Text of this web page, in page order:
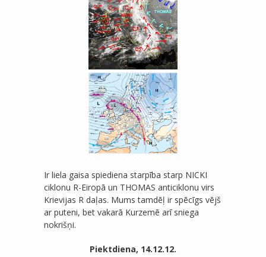
Ir liela gaisa spiediena starpība starp NICKI
ciklonu R-Eiropā un THOMAS anticiklonu virs
Krievijas R daļas. Mums tamdēļ ir spēcīgs vējš
ar puteni, bet vakarā Kurzemē arī sniega
nokrišņi.
Piektdiena, 14.12.12.